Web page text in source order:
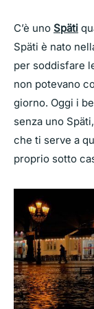
C’è uno Späti
Späti è nato
per soddisfare
non potevano
giorno. Oggi i
senza uno
che ti serve a
proprio sotto